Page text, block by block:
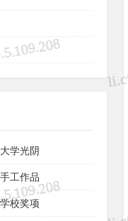
大学光阴
手工作品
学校奖项